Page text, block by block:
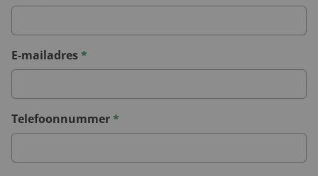
E-mailadres*
Telefoonnummer*